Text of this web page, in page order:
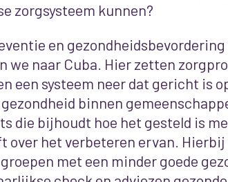
zorgsysteem kunnen?
en
we naar Cuba. Hier zetten
een systeem neer dat gericht is
gezondheid binnen
die bijhoudt hoe het gesteld is
over het verbeteren ervan.
met een minder goede